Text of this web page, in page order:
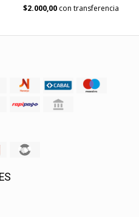
$2.000,00 con transferencia